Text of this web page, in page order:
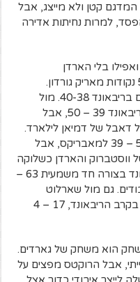
קטן ולא מייצג, אבל
4 נצחונות והפסד, למרות נחיתות אדירה
בלי הארדן
ו-ווסטברוק בזכות התפוצצות של 50 נקודות מאריק גורדון.
למרות הנוכחות של גובר, הם מנצחים בריבאונד 40-38. מול
פורטלנד הרוקטס מפסידים בקרב הריבאונד 39 – 50, אבל
דאבל של דמיאן לילארד.
מול דאלאס קרב הריבאונד הוכרע 52 – 39 למאבריקס, אבל
ווסטברוק והארדן כשלוקה
פצוע. הפליקנס נצחו את קרב הריבאונד בצורה חד משמעית 63 –
הפסידו במשחק עם 21 איבודים. גם מול שארלוט
המספרים דומים: 53 – 41 להורנטס בקרב הריבאונד, 17 – 4
הוא משחק של גארדים.
אבל הרוקטס מפצים על